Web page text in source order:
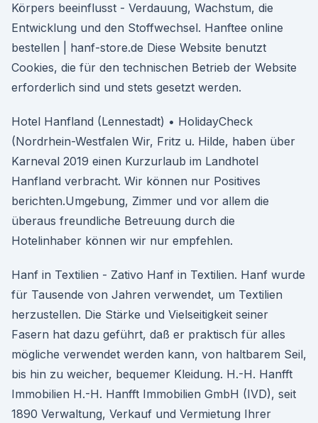
Körpers beeinflusst - Verdauung, Wachstum, die
Entwicklung und den Stoffwechsel. Hanftee online
bestellen | hanf-store.de Diese Website benutzt
Cookies, die für den technischen Betrieb der Website
erforderlich sind und stets gesetzt werden.
Hotel Hanfland (Lennestadt) • HolidayCheck
(Nordrhein-Westfalen Wir, Fritz u. Hilde, haben über
Karneval 2019 einen Kurzurlaub im Landhotel
Hanfland verbracht. Wir können nur Positives
berichten.Umgebung, Zimmer und vor allem die
überaus freundliche Betreuung durch die
Hotelinhaber können wir nur empfehlen.
Hanf in Textilien - Zativo Hanf in Textilien. Hanf wurde
für Tausende von Jahren verwendet, um Textilien
herzustellen. Die Stärke und Vielseitigkeit seiner
Fasern hat dazu geführt, daß er praktisch für alles
mögliche verwendet werden kann, von haltbarem Seil,
bis hin zu weicher, bequemer Kleidung. H.-H. Hanfft
Immobilien H.-H. Hanfft Immobilien GmbH (IVD), seit
1890 Verwaltung, Verkauf und Vermietung Ihrer